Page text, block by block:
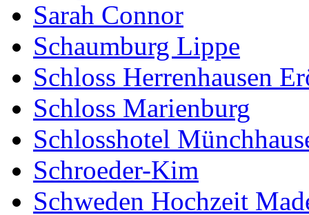
Sarah Connor
Schaumburg Lippe
Schloss Herrenhausen
Schloss Marienburg
Schlosshotel
Schroeder-Kim
Schweden Hochzeit